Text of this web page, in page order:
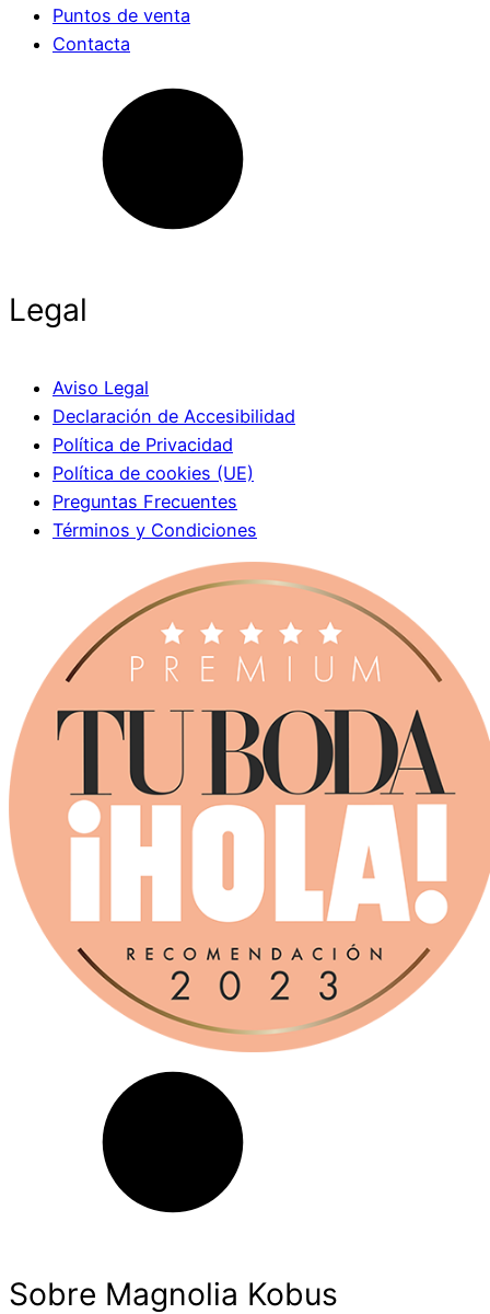
Puntos de venta
Contacta
Legal
Aviso Legal
Declaración de Accesibilidad
Política de Privacidad
Política de cookies (UE)
Preguntas Frecuentes
Términos y Condiciones
Sobre Magnolia Kobus